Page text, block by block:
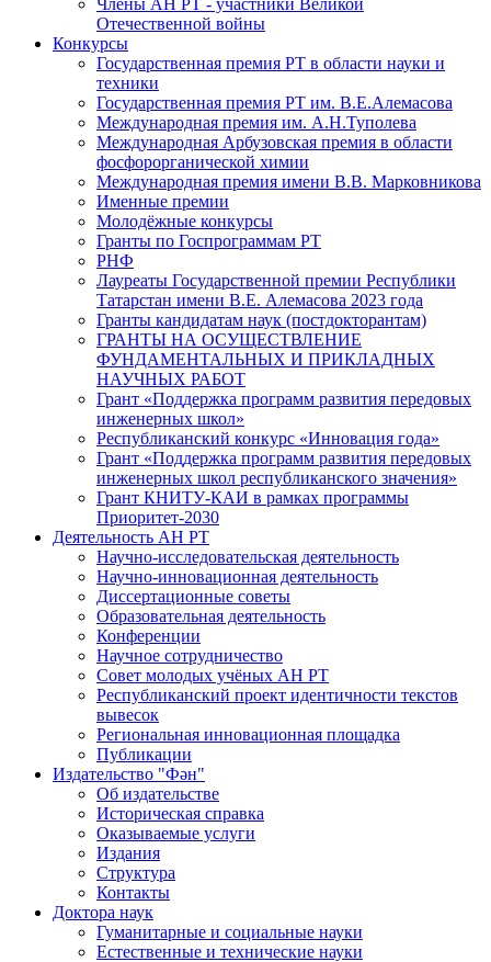
Отечественной войны
Конкурсы
Государственная премия РТ в области науки и
техники
Государственная премия РТ им. В.Е.Алемасова
Международная премия им. А.Н.Туполева
Международная Арбузовская премия в области
фосфорорганической химии
Международная премия имени В.В. Марковникова
Именные премии
Молодёжные конкурсы
Гранты по Госпрограммам РТ
РНФ
Лауреаты Государственной премии Республики
Татарстан имени В.Е. Алемасова 2023 года
Гранты кандидатам наук (постдокторантам)
ГРАНТЫ НА ОСУЩЕСТВЛЕНИЕ
ФУНДАМЕНТАЛЬНЫХ И ПРИКЛАДНЫХ
НАУЧНЫХ РАБОТ
Грант «Поддержка программ развития передовых
инженерных школ»
Республиканский конкурс «Инновация года»
Грант «Поддержка программ развития передовых
инженерных школ республиканского значения»
Грант КНИТУ-КАИ в рамках программы
Приоритет-2030
Деятельность АН РТ
Научно-исследовательская деятельность
Научно-инновационная деятельность
Диссертационные советы
Образовательная деятельность
Конференции
Научное сотрудничество
Совет молодых учёных АН РТ
Республиканский проект идентичности текстов
вывесок
Региональная инновационная площадка
Публикации
Издательство "Фән"
Об издательстве
Историческая справка
Оказываемые услуги
Издания
Структура
Контакты
Доктора наук
Гуманитарные и социальные науки
Естественные и технические науки